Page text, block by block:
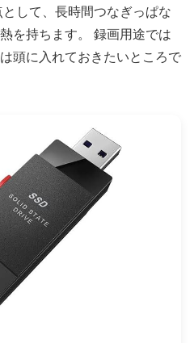
して、長時間つなぎっぱな
を持ちます。 録画用途では
頭に入れておきたいところで